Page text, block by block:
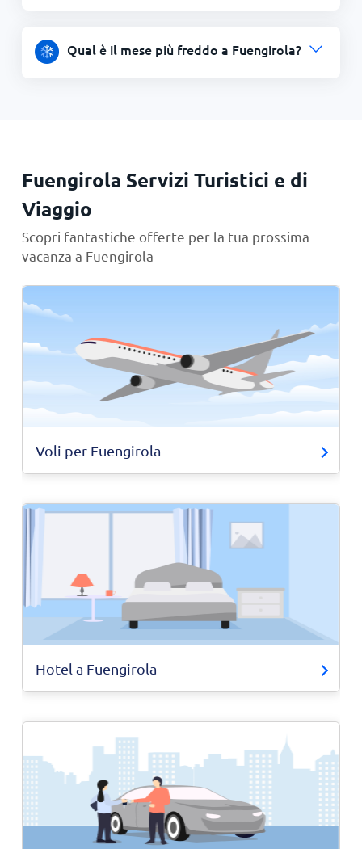
Qual è il mese più freddo a Fuengirola?
Fuengirola Servizi Turistici e di
Viaggio
Scopri fantastiche offerte per la tua prossima
vacanza a Fuengirola
Voli per Fuengirola
Hotel a Fuengirola